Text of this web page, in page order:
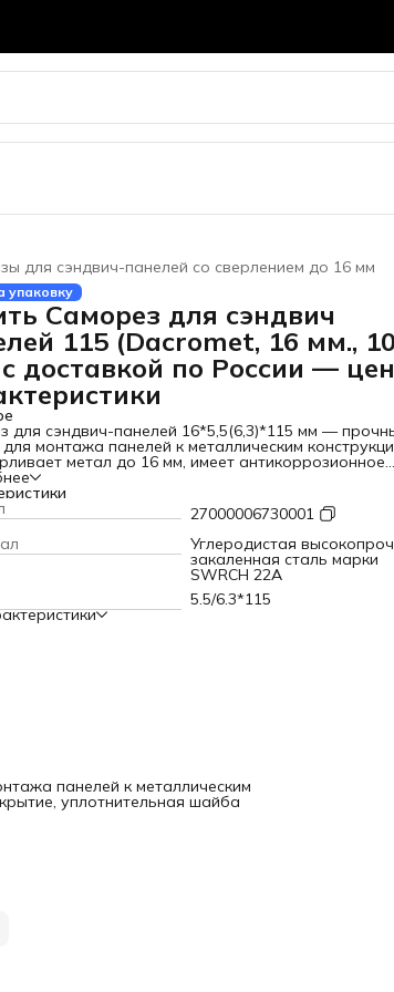
для сэндвич-панелей со сверлением до 16 мм
›
упаковку
Саморез для сэндвич
115 (Dacromet, 16 мм.,
доставкой по России —
для сэндвич-панелей 16*5,5(6,3)*115 мм —
монтажа панелей к металлическим
метал до 16 мм, имеет антикоррозионное
уплотнительная шайба обеспечивают
и долговечность.
27000006730001
Углеродистая
закаленная сталь марки
SWRCH 22A
5.5/6.3*115
панелей к металлическим
уплотнительная шайба